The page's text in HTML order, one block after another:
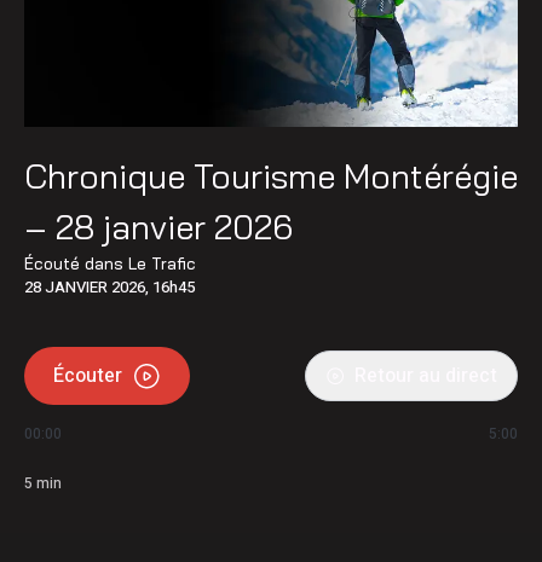
Chronique Tourisme Montérégie
– 28 janvier 2026
Écouté dans Le Trafic
28 JANVIER 2026, 16h45
Écouter
00:00 5:00
5 min